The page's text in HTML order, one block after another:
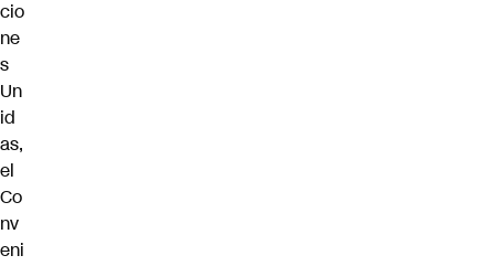
cio
ne
s
Un
id
as,
el
Co
nv
eni